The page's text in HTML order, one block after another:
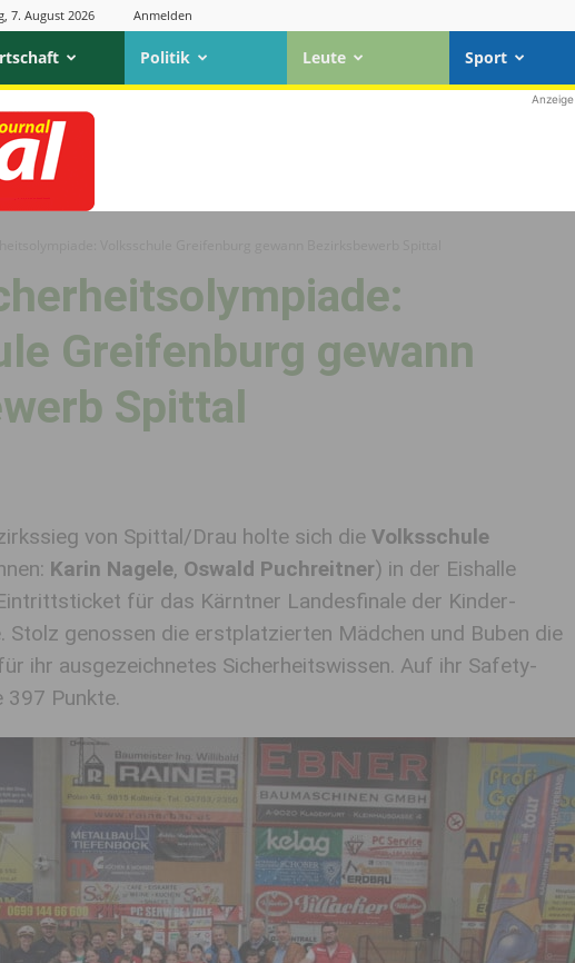
7. August 2026 Anmelden
Politik Leute Sport
Anzeige
Greifenburg gewann
Spittal
von Spittal/Drau holte sich die Volksschule
Karin Nagele, Oswald Puchreitner) in der Eishalle
für das Kärntner Landesfinale der Kinder-
Stolz genossen die erstplatzierten Mädchen und Buben die
ihr ausgezeichnetes Sicherheitswissen. Auf ihr Safety-
Punkte.